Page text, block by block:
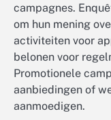
campagnes.
om hun mening
activiteiten voor
belonen voor
Promotionele
aanbiedingen of
aanmoedigen.